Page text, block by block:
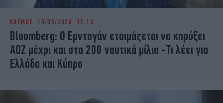
ΚΟΣΜΟΣ 15/05/2026 17:13
Bloomberg: Ο Ερντογάν ετοιμάζεται να κηρύξει
ΑΟΖ μέχρι και στα 200 ναυτικά μίλια -Τι λέει για
Ελλάδα και Κύπρο